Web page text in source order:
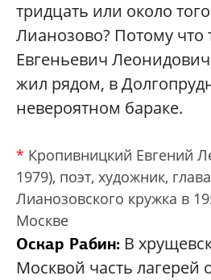
тридцать или около
Лианозово? Потому что
Евгеньевич
жил рядом, в
невероятном бараке.
* Кропивницкий Евгений
1979), поэт, художник,
Лианозовского кружка в
Москве
Оскар Рабин: В
Москвой часть лагерей